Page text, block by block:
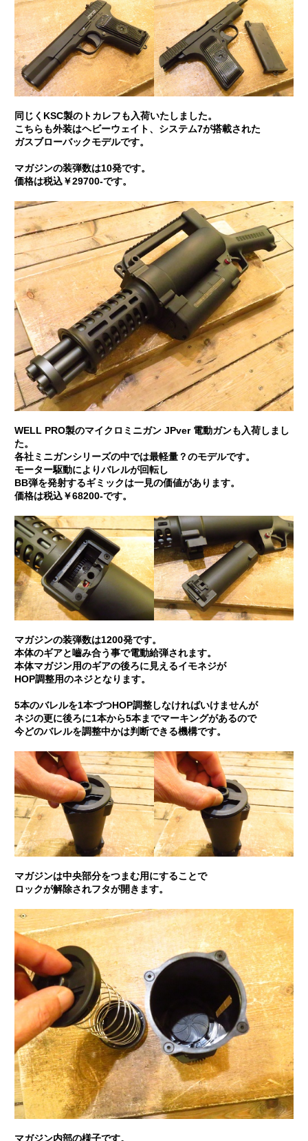
同じくKSC製のトカレフも入荷いたしました。
こちらも外装はヘビーウェイト、システム7が搭載された
ガスブローバックモデルです。
マガジンの装弾数は10発です。
価格は税込￥29700-です。
WELL PRO製のマイクロミニガン JPver 電動ガンも入荷しまし
た。
各社ミニガンシリーズの中では最軽量？のモデルです。
モーター駆動によりバレルが回転し
BB弾を発射するギミックは一見の価値があります。
価格は税込￥68200-です。
マガジンの装弾数は1200発です。
本体のギアと嚙み合う事で電動給弾されます。
本体マガジン用のギアの後ろに見えるイモネジが
HOP調整用のネジとなります。
5本のバレルを1本づつHOP調整しなければいけませんが
ネジの更に後ろに1本から5本までマーキングがあるので
今どのバレルを調整中かは判断できる機構です。
マガジンは中央部分をつまむ用にすることで
ロックが解除されフタが開きます。
マガジン内部の様子です。